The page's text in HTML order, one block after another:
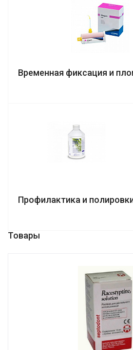
Временная фиксация и
Профилактика и
Товары